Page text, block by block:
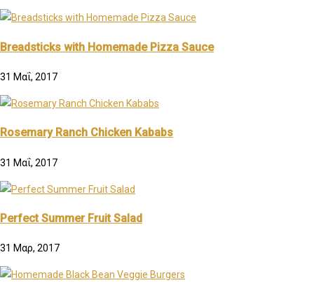
Breadsticks with Homemade Pizza Sauce
31 Μαΐ, 2017
Rosemary Ranch Chicken Kababs
31 Μαΐ, 2017
Perfect Summer Fruit Salad
31 Μαρ, 2017